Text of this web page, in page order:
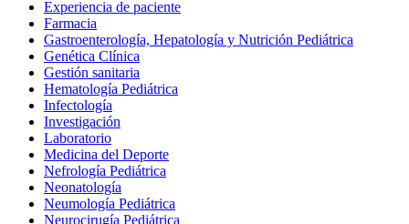
Experiencia de paciente
Farmacia
Gastroenterología, Hepatología y Nutrición Pediátrica
Genética Clínica
Gestión sanitaria
Hematología Pediátrica
Infectología
Investigación
Laboratorio
Medicina del Deporte
Nefrología Pediátrica
Neonatología
Neumología Pediátrica
Neurocirugía Pediátrica